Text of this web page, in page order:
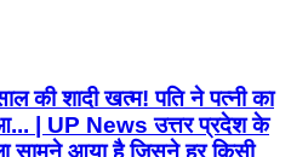
शादी खत्म! पति ने पत्नी का
| UP News उत्तर प्रदेश के
सामने आया है जिसने हर किसी